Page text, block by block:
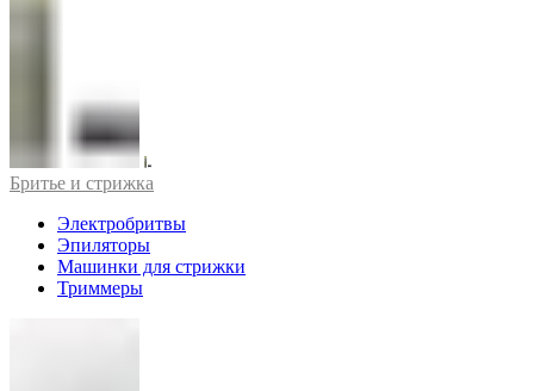
Бритье и стрижка
Электробритвы
Эпиляторы
Машинки для стрижки
Триммеры